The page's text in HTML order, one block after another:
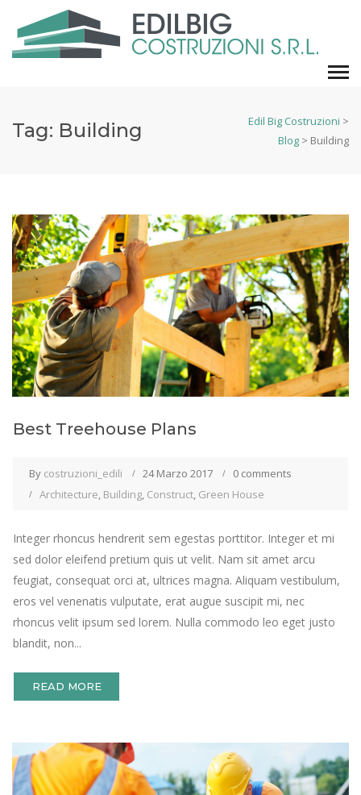
Tag: Building Edil Big Costruzioni >
Blog > Building
Best Treehouse Plans
By costruzioni_edili 24 Marzo 2017
0 comments
Architecture, Building, Construct, Green House
Integer rhoncus hendrerit sem egestas porttitor. Integer et mi
sed dolor eleifend pretium quis ut velit. Nam sit amet arcu
feugiat, consequat orci at, ultrices magna. Aliquam vestibulum,
eros vel venenatis vulputate, erat augue suscipit mi, nec
rhoncus velit ipsum sed lorem. Nulla commodo leo eget justo
blandit, non...
READ MORE